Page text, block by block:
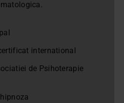
international
de Psihoterapie